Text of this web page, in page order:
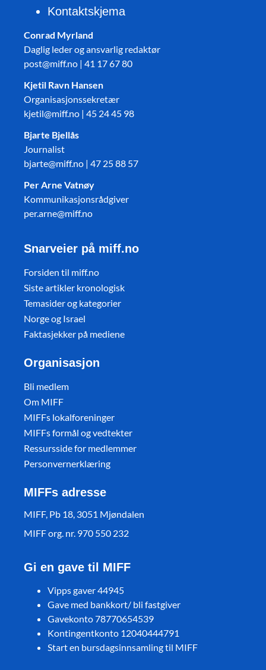
Kontaktskjema
Conrad Myrland
Daglig leder og ansvarlig redaktør
post@miff.no | 41 17 67 80
Kjetil Ravn Hansen
Organisasjonssekretær
kjetil@miff.no | 45 24 45 98
Bjarte Bjellås
Journalist
bjarte@miff.no | 47 25 88 57
Per Arne Vatnøy
Kommunikasjonsrådgiver
per.arne@miff.no
Snarveier på miff.no
Forsiden til miff.no
Siste artikler kronologisk
Temasider og kategorier
Norge og Israel
Faktasjekker på mediene
Organisasjon
Bli medlem
Om MIFF
MIFFs lokalforeninger
MIFFs formål og vedtekter
Ressursside for medlemmer
Personvernerklæring
MIFFs adresse
MIFF, Pb 18, 3051 Mjøndalen
MIFF org. nr. 970 550 232
Gi en gave til MIFF
Vipps gaver 44945
Gave med bankkort/ bli fastgiver
Gavekonto 78770654539
Kontingentkonto 12040444791
Start en bursdagsinnsamling til MIFF